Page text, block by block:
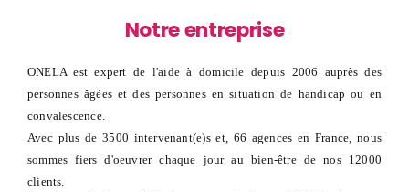
Notre entreprise
ONELA est expert de l'aide à domicile depuis 2006 auprès des
personnes âgées et des personnes en situation de handicap ou en
convalescence.
Avec plus de 3500 intervenant(e)s et, 66 agences en France, nous
sommes fiers d'oeuvrer chaque jour au bien-être de nos 12000
clients.